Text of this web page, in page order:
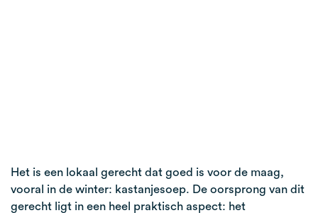
Het is een lokaal gerecht dat goed is voor de maag,
vooral in de winter: kastanjesoep. De oorsprong van dit
gerecht ligt in een heel praktisch aspect: het